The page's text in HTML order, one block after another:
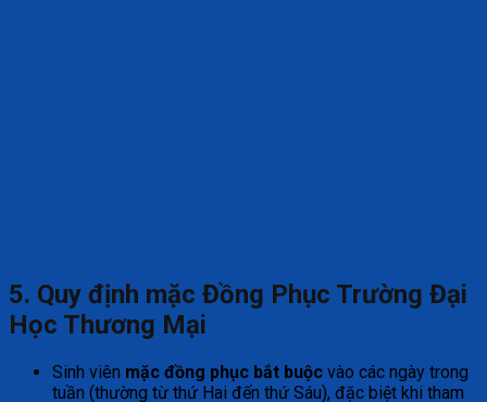
5. Quy định mặc Đồng Phục Trường Đại
Học Thương Mại
Sinh viên mặc đồng phục bắt buộc vào các ngày trong
tuần (thường từ thứ Hai đến thứ Sáu), đặc biệt khi tham